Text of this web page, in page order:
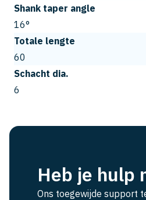
Shank taper angle
16°
Totale lengte
60
Schacht dia.
6
Heb je hulp
Ons toegewijde support